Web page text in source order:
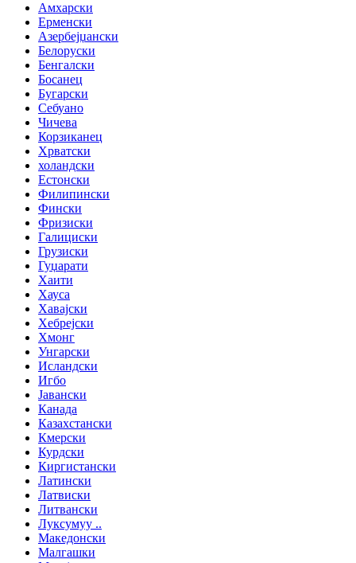
Амхарски
Ерменски
Азербејџански
Белоруски
Бенгалски
Босанец
Бугарски
Себуано
Чичева
Корзиканец
Хрватски
холандски
Естонски
Филипински
Фински
Фризиски
Галициски
Грузиски
Гуџарати
Хаити
Хауса
Хавајски
Хебрејски
Хмонг
Унгарски
Исландски
Игбо
Јавански
Канада
Казахстански
Кмерски
Курдски
Киргистански
Латински
Латвиски
Литвански
Луксумуу ..
Македонски
Малгашки